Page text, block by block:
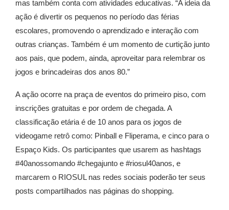
mas também conta com atividades educativas. “A ideia da
ação é divertir os pequenos no período das férias
escolares, promovendo o aprendizado e interação com
outras crianças. Também é um momento de curtição junto
aos pais, que podem, ainda, aproveitar para relembrar os
jogos e brincadeiras dos anos 80.”
A ação ocorre na praça de eventos do primeiro piso, com
inscrições gratuitas e por ordem de chegada. A
classificação etária é de 10 anos para os jogos de
videogame retrô como: Pinball e Fliperama, e cinco para o
Espaço Kids. Os participantes que usarem as hashtags
#40anossomando #chegajunto e #riosul40anos, e
marcarem o RIOSUL nas redes sociais poderão ter seus
posts compartilhados nas páginas do shopping.